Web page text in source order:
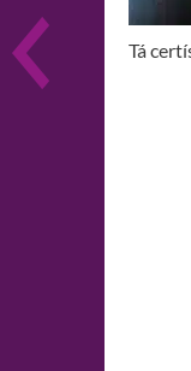
Tá